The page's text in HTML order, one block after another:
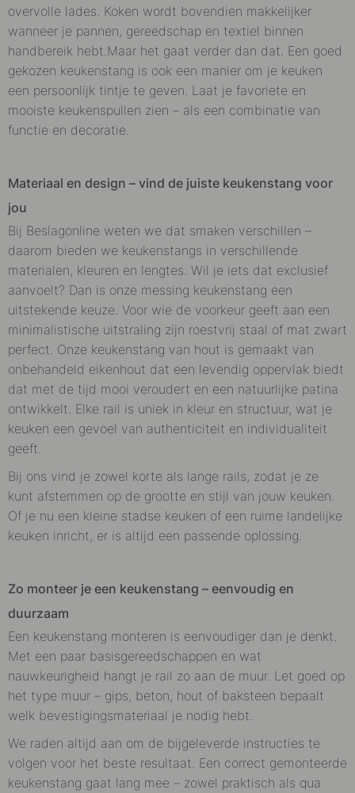
overvolle lades. Koken wordt bovendien makkelijker
wanneer je pannen, gereedschap en textiel binnen
handbereik hebt. Maar het gaat verder dan dat. Een goed
gekozen keukenstang is ook een manier om je keuken
een persoonlijk tintje te geven. Laat je favoriete en
mooiste keukenspullen zien – als een combinatie van
functie en decoratie.
Materiaal en design – vind de juiste keukenstang voor
jou
Bij Beslagonline weten we dat smaken verschillen –
daarom bieden we keukenstangs in verschillende
materialen, kleuren en lengtes. Wil je iets dat exclusief
aanvoelt? Dan is onze messing keukenstang een
uitstekende keuze. Voor wie de voorkeur geeft aan een
minimalistische uitstraling zijn roestvrij staal of mat zwart
perfect. Onze keukenstang van hout is gemaakt van
onbehandeld eikenhout dat een levendig oppervlak biedt
dat met de tijd mooi veroudert en een natuurlijke patina
ontwikkelt. Elke rail is uniek in kleur en structuur, wat je
keuken een gevoel van authenticiteit en individualiteit
geeft.
Bij ons vind je zowel korte als lange rails, zodat je ze
kunt afstemmen op de grootte en stijl van jouw keuken.
Of je nu een kleine stadse keuken of een ruime landelijke
keuken inricht, er is altijd een passende oplossing.
Zo monteer je een keukenstang – eenvoudig en
duurzaam
Een keukenstang monteren is eenvoudiger dan je denkt.
Met een paar basisgereedschappen en wat
nauwkeurigheid hangt je rail zo aan de muur. Let goed op
het type muur – gips, beton, hout of baksteen bepaalt
welk bevestigingsmateriaal je nodig hebt.
We raden altijd aan om de bijgeleverde instructies te
volgen voor het beste resultaat. Een correct gemonteerde
keukenstang gaat lang mee – zowel praktisch als qua